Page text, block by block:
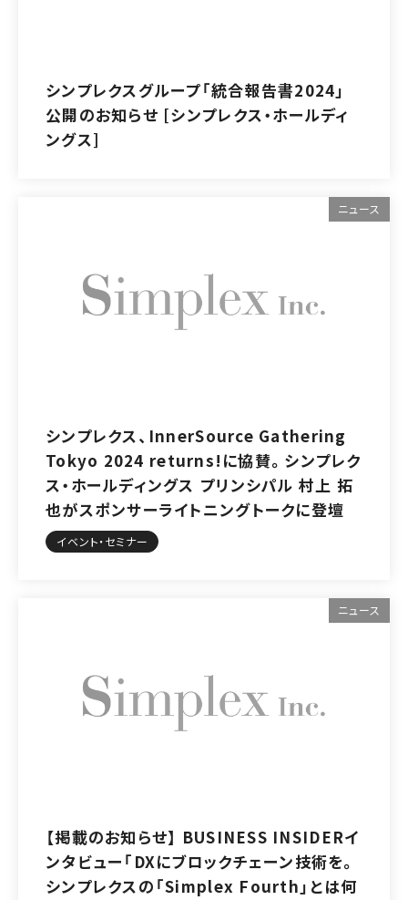
シンプレクスグループ「統合報告書2024」
公開のお知らせ [シンプレクス・ホールディ
ングス]
ニュース
シンプレクス、InnerSource Gathering
Tokyo 2024 returns!に協賛。シンプレク
ス・ホールディングス プリンシパル 村上 拓
也がスポンサーライトニングトークに登壇
イベント・セミナー
ニュース
【掲載のお知らせ】 BUSINESS INSIDERイ
ンタビュー「DXにブロックチェーン技術を。
シンプレクスの「Simplex Fourth」とは何